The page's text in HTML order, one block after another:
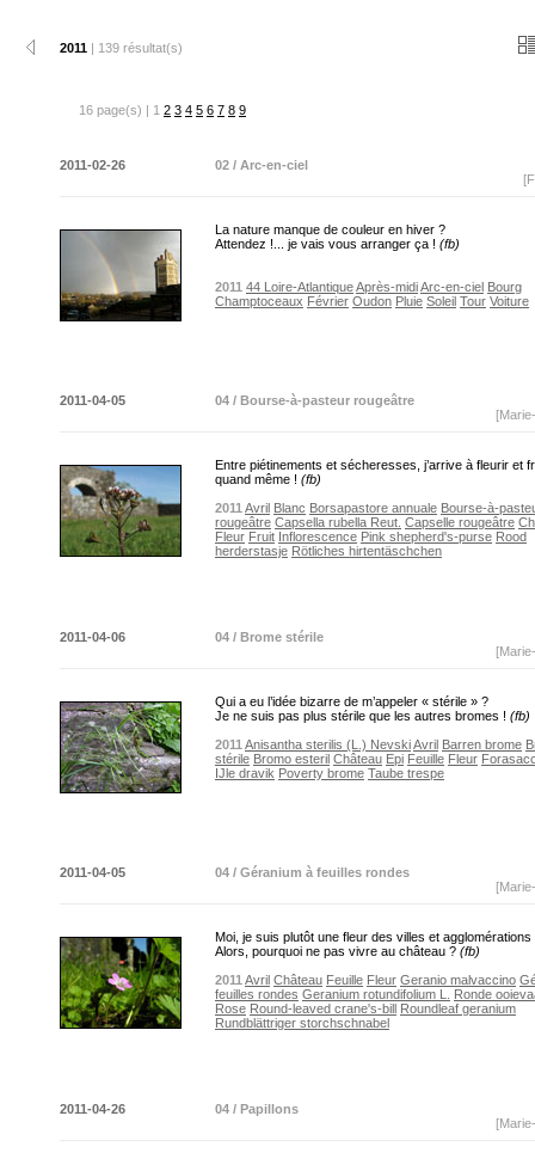
2011 | 139 résultat(s)
16 page(s) | 1 2 3 4 5 6 7 8 9
2011-02-26
02 / Arc-en-ciel
La nature manque de couleur en hiver ?
Attendez !... je vais vous arranger ça ! (fb)
2011 44 Loire-AtlantiqueAprès-midiArc-en-ciel Bourg
Champtoceaux Février Oudon Pluie Soleil Tour Voiture
2011-04-05
04 / Bourse-à-pasteur rougeâtre
Entre piétinements et sécheresses, j’arrive à fleurir et
quand même ! (fb)
2011 Avril Blanc Borsapastore annuale Bourse-à-
rougeâtre Capsella rubella Reut. Capselle rougeâtre
Fleur Fruit Inflorescence Pink shepherd's-purse Rood
herderstasje Rötliches hirtentäschchen
2011-04-06
04 / Brome stérile
Qui a eu l’idée bizarre de m’appeler « stérile » ?
Je ne suis pas plus stérile que les autres bromes ! (fb)
2011 Anisantha sterilis (L.) NevskiAvril Barren brome
stérile Bromo esteril Château Epi Feuille Fleur
IJle dravik Poverty brome Taube trespe
2011-04-05
04 / Géranium à feuilles rondes
Moi, je suis plutôt une fleur des villes et agglomérations
Alors, pourquoi ne pas vivre au château ? (fb)
2011 Avril Château Feuille Fleur Geranio malvaccino
feuilles rondes Geranium rotundifolium L.
Ronde
Rose Round-leaved crane's-bill Roundleaf geranium
Rundblättriger storchschnabel
2011-04-26
04 / Papillons